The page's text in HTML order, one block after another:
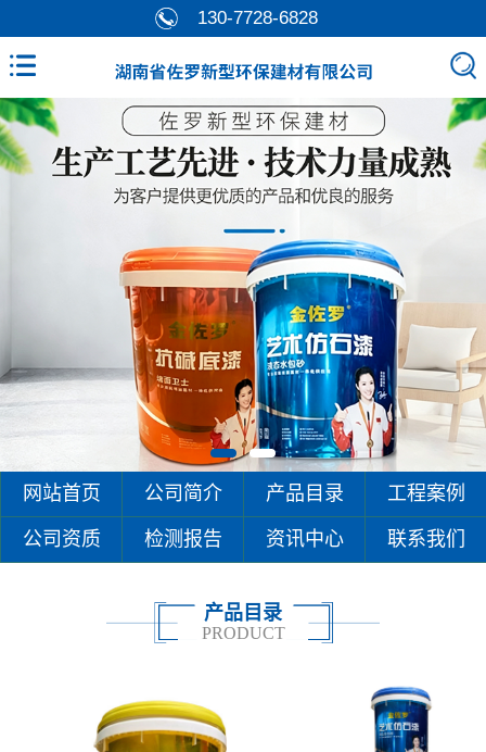
130-7728-6828
网站首页 公司简介 产品目录 工程案例
公司资质 检测报告 资讯中心 联系我们
产品目录
PRODUCT